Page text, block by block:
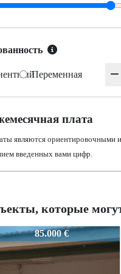
Переменная
плата
являются ориентировочными
введенных вами цифр.
которые
100.000 €
100.000 €